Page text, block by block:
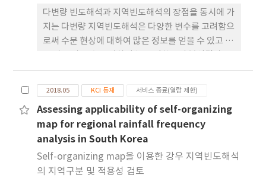
다변량 빈도해석과 지역빈도해석의 장점을 동시에 가
지는 다변량 지역빈도해석은 다양한 변수를 고려함으
로써 수문 현상에 대하여 많은 정보를 얻을 수 있고 많
도출할 수 있다. 현재까지는 우리나라의 강우 자료를
이용하여 다변량 지역빈도해석이 시도된 적이 없어
국내의 강우 자료를 대상으로 다변량 지역빈도해석의
적용성을 검토할 필요가 있다. 본 연구에서는 다변량
지역빈도해석의 매개변수 추정, 최적 분포형 선정, 확
률수문량 성장곡선 추정 등에 집중하여 이변량 수문
자료인 연 최대 강우량-지속기간 자료에 대하여 이변
량 지역빈도해석의 적용성을 평가하였다. 기상청 71
2018.05 KCI 등재 서비스 종료(열람 제한)
Assessing applicability of self-organizing
map for regional rainfall frequency
analysis in South Korea
Self-organizing map을 이용한 강우 지역빈도해석
의 지역구분 및 적용성 검토